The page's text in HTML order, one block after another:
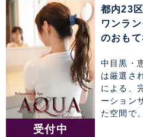
受付中
都内23
ワンラ
のおもて
中目黒・
は厳選さ
による、
ーション
た空間で